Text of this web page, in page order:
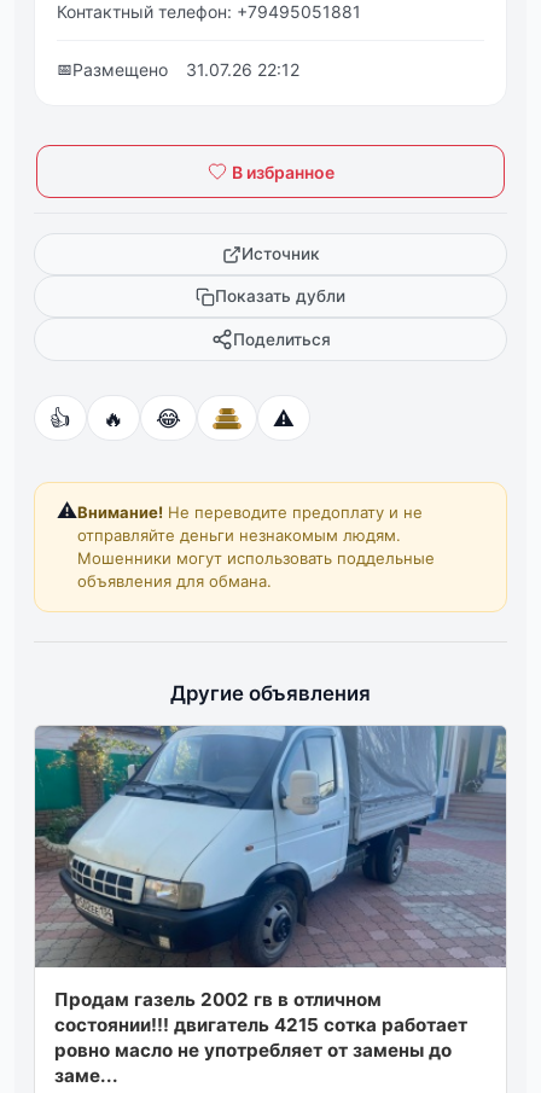
Контактный телефон: +79495051881
📅Размещено 31.07.26 22:12
В избранное
Источник
Показать дубли
Поделиться
👍 🔥 😂 ⚠️
⚠️Внимание! Не переводите предоплату и не
отправляйте деньги незнакомым людям.
Мошенники могут использовать поддельные
объявления для обмана.
Другие объявления
Продам газель 2002 гв в отличном
состоянии!!! двигатель 4215 сотка работает
ровно масло не употребляет от замены до
заме...